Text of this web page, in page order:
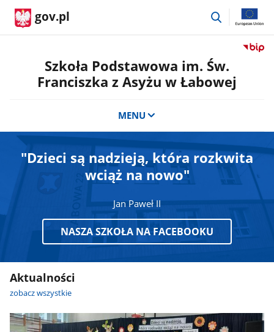
gov.pl
przejdź
Przejdź
im.
Św.
Asyżu
w
Szkoła Podstawowa im. Św.
Franciszka z Asyżu w Łabowej
MENU
"Dzieci są nadzieją, która rozkwita
wciąż na nowo"
Jan Paweł II
NASZA SZKOŁA NA FACEBOOKU
Aktualności
zobacz wszystkie